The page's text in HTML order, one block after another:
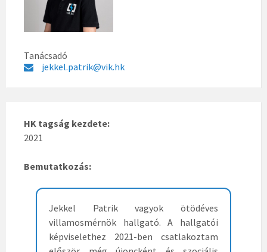
Tanácsadó
jekkel.patrik@vik.hk
HK tagság kezdete:
2021
Bemutatkozás:
Jekkel Patrik vagyok ötödéves
villamosmérnök hallgató. A hallgatói
képviselethez 2021-ben csatlakoztam